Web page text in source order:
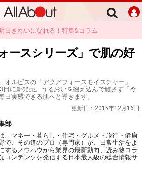
日きれいになれる！特集&コラム
ースシリーズ」で肌の好
オルビスの「アクアフォースモイスチャー」
日に新発売。うるおいを抱え込んで離さず「今
日実感できる肌へと導きます。
更新日： 2016年12月16日
部
、マネー・暮らし・住宅・グルメ・旅行・健康
で、その道のプロ（専門家）が、日常生活をよ
するノウハウから業界の最新動向、読み物コラ
コンテンツを発信する日本最大級の総合情報サ